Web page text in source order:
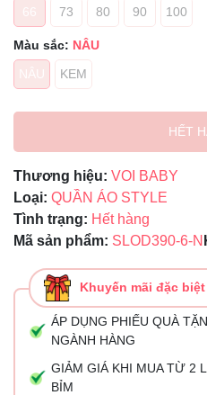
66
73 80 90 100
Màu sắc: NÂU
NÂU
KEM
HẾT
Thương hiệu: VOI BABY
Loại: QUẦN ÁO STYLE
Tình trạng: Hết hàng
Mã sản phẩm: SLOD390-6-N
Khuyến mãi đặc
ÁP DỤNG PHIẾU QUÀ
NGÀNH HÀNG
GIẢM GIÁ KHI MUA TỪ 2
BỈM